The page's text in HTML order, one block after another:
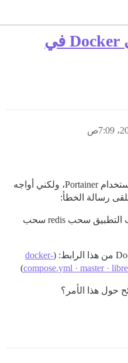
تثبيت Discourse في Docker في
لقد كنت أحاول تثبيت Discourse باستخدام Portainer، ولكني أواجه
رسالة الخطأ:
“فشل نشر مكدس: postgres سحب التطبيق سحب redis سحب
docker-
compose.yml · master ·
)
حول هذا الأمر؟